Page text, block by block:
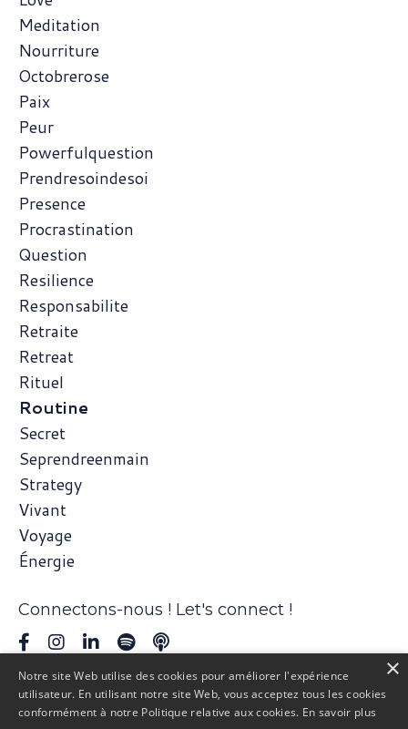
Meditation
Nourriture
Octobrerose
Paix
Peur
Powerfulquestion
Prendresoindesoi
Presence
Procrastination
Question
Resilience
Responsabilite
Retraite
Retreat
Rituel
Routine
Secret
Seprendreenmain
Strategy
Vivant
Voyage
Énergie
Connectons-nous ! Let's connect !
×
Notre site Web utilise des cookies pour améliorer l'expérience
utilisateur. En utilisant notre site Web, vous acceptez tous les cookies
conformément à notre Politique relative aux cookies. En savoir plus